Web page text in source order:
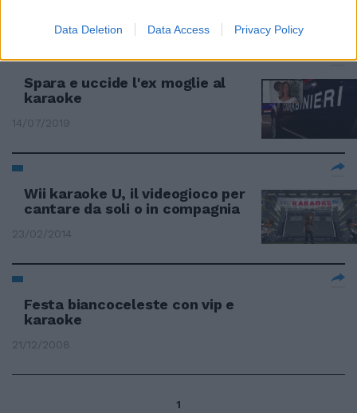
Data Deletion Data Access Privacy Policy
FOLLIA A SAVONA
Spara e uccide l'ex moglie al
karaoke
14/07/2019
Wii karaoke U, il videogioco per
cantare da soli o in compagnia
23/02/2014
Festa biancoceleste con vip e
karaoke
21/12/2008
1